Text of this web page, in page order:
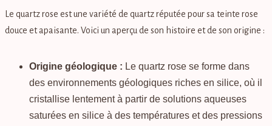
Le quartz rose est une variété de quartz réputée pour sa teinte rose
douce et apaisante. Voici un aperçu de son histoire et de son origine :
Origine géologique : Le quartz rose se forme dans
des environnements géologiques riches en silice, où il
cristallise lentement à partir de solutions aqueuses
saturées en silice à des températures et des pressions